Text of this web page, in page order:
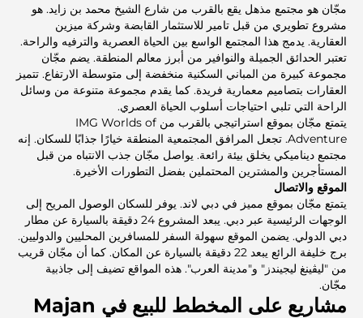
مجّان هو مجتمع مذهل يقع بالقرب من شارع الشيخ محمد بن زايد. هو
مشروع تطويري من قبل تامير للاستثمار القابضة وشركة ميزين
العقارية. يدمج هذا المجتمع الواسع بين الحياة العصرية والترفيه والراحة.
تعتبر الحدائق الجميلة والنوافير من أبرز معالم المنطقة. يضم مجّان
مجموعة كبيرة من المباني السكنية منخفضة إلى متوسطة الارتفاع. تتميز
العقارات بتصاميم معمارية فريدة. كما يقدم مجموعة متنوعة من وسائل
الراحة التي تلبي احتياجات أسلوب الحياة العصري.
يتمتع مجّان بموقع استراتيجي بالقرب من IMG Worlds of
Adventure. تجعل المرافق المجتمعية المنطقة خيارًا جذابًا للسكان. إنه
مجتمع ديناميكي يخلق بيئة رائعة. يواصل مجّان جذب الانتباه من قبل
المستأجرين والمشترين المحتملين بفضل التطورات الأخيرة.
الموقع والاتصال
يتمتع مجّان بموقع مميز في دبي لاند. يوفر للسكان الوصول المريح إلى
الوجهات الرئيسية عبر دبي. يبعد المشروع 24 دقيقة بالسيارة عن مطار
دبي الدولي. يضمن الموقع سهولة السفر للمسافرين المحليين والدوليين.
برج خليفة الرائع يبعد 22 دقيقة بالسيارة عن المكان. كما أن مجّان قريب
من "ليڤينغ ليجيندز" و"مدينة العرب". هذه المواقع تضيف إلى جاذبية
مجّان.
مشاريع على المخطط للبيع في Majan